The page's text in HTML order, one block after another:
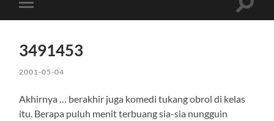
Toggle
mobile
Toggle
3491453
2001-05-04
Akhirnya … berakhir juga komedi tukang obrol di kelas
itu. Berapa puluh menit terbuang sia-sia nungguin